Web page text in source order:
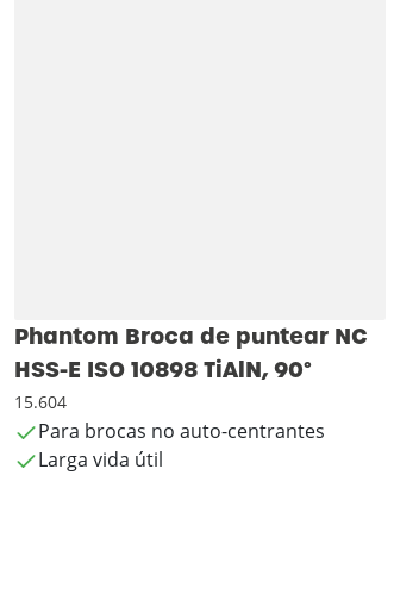
Phantom Broca de puntear NC
HSS-E ISO 10898 TiAlN, 90°
15.604
Para brocas no auto-centrantes
Larga vida útil